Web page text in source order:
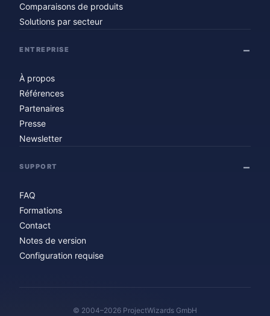
Comparaisons de produits
Solutions par secteur
ENTREPRISE
À propos
Références
Partenaires
Presse
Newsletter
SUPPORT
FAQ
Formations
Contact
Notes de version
Configuration requise
© 2004–2026 ProjectWizards GmbH